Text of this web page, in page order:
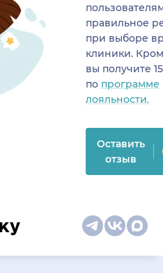
правильное
при выборе
клиники.
вы получите
по программе
лояльности.
Оставить
отзыв